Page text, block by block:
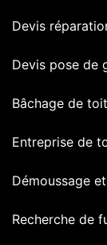
Devis
Devis pose de
Bâchage de
Entreprise de
Démoussage
Recherche de